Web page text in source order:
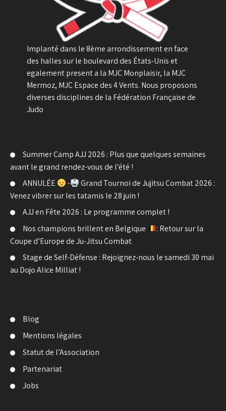
Implanté dans le 8ème arrondissement en face
des halles sur le boulevard des États-Unis et
egalement present a la MJC Monplaisir, la MJC
Mermoz, MJC Espace des 4 Vents. Nous proposons
diverses disciplines de la Fédération Française de
Judo
Summer Camp AJJ 2026 : Plus que quelques semaines
avant le grand rendez-vous de l’été !
ANNULÉE
-
Grand Tournoi de Jujitsu Combat 2026 :
Venez vibrer sur les tatamis le 28 juin !
AJJ en Fête 2026 : Le programme complet !
Nos champions brillent en Belgique
: Retour sur la
Coupe d’Europe de Ju-Jitsu Combat
Stage de Self-Défense : Rejoignez-nous le samedi 30 mai
au Dojo Alice Milliat !
Blog
Mentions légales
Statut de l’Association
Partenariat
Jobs